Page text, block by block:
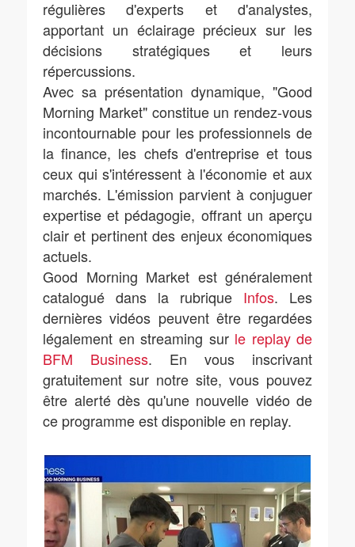
régulières d'experts et d'analystes,
apportant un éclairage précieux sur les
décisions stratégiques et leurs
répercussions.
Avec sa présentation dynamique, "Good
Morning Market" constitue un rendez-vous
incontournable pour les professionnels de
la finance, les chefs d'entreprise et tous
ceux qui s'intéressent à l'économie et aux
marchés. L'émission parvient à conjuguer
expertise et pédagogie, offrant un aperçu
clair et pertinent des enjeux économiques
actuels.
Good Morning Market est généralement
catalogué dans la rubrique Infos. Les
dernières vidéos peuvent être regardées
légalement en streaming sur le replay de
BFM Business. En vous inscrivant
gratuitement sur notre site, vous pouvez
être alerté dès qu'une nouvelle vidéo de
ce programme est disponible en replay.